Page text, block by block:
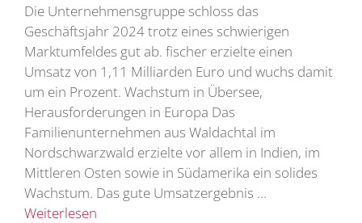
Die Unternehmensgruppe schloss das
Geschäftsjahr 2024 trotz eines schwierigen
Marktumfeldes gut ab. fischer erzielte einen
Umsatz von 1,11 Milliarden Euro und wuchs damit
um ein Prozent. Wachstum in Übersee,
Herausforderungen in Europa Das
Familienunternehmen aus Waldachtal im
Nordschwarzwald erzielte vor allem in Indien, im
Mittleren Osten sowie in Südamerika ein solides
Wachstum. Das gute Umsatzergebnis …
Weiterlesen